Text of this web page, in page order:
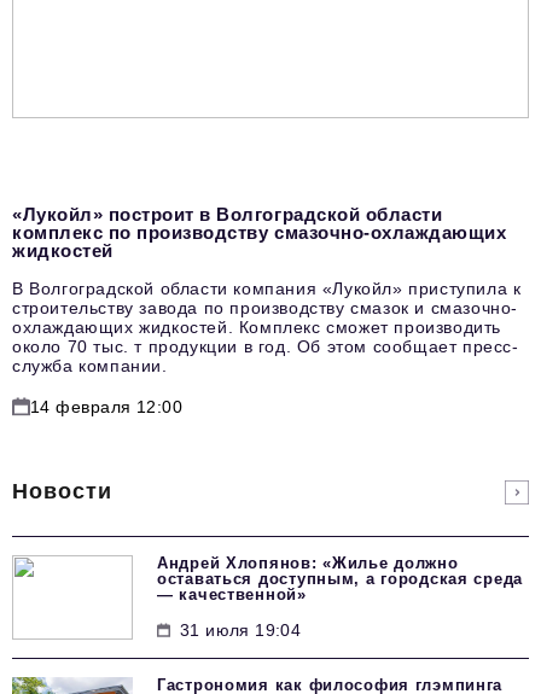
«Лукойл» построит в Волгоградской области
комплекс по производству смазочно-охлаждающих
жидкостей
В Волгоградской области компания «Лукойл» приступила к
строительству завода по производству смазок и смазочно-
охлаждающих жидкостей. Комплекс сможет производить
около 70 тыс. т продукции в год. Об этом сообщает пресс-
служба компании.
14 февраля 12:00
Новости
Андрей Хлопянов: «Жилье должно
оставаться доступным, а городская среда
— качественной»
31 июля 19:04
Гастрономия как философия глэмпинга